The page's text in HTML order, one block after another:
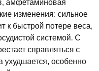
амфетаминовая
изменения: сильное
к быстрой потере веса,
системой. С
справляться с
ухудшается, особенно